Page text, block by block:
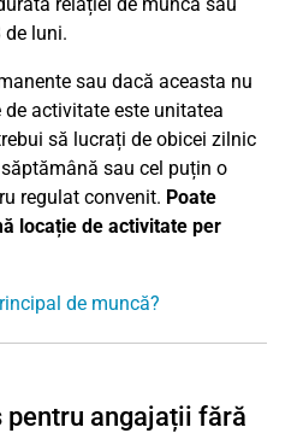
de luni.
sau dacă aceasta nu
activitate este unitatea
să lucrați de obicei zilnic
sau cel puțin o
regulat convenit. Poate
locație de activitate per
de muncă?
pentru angajații fără